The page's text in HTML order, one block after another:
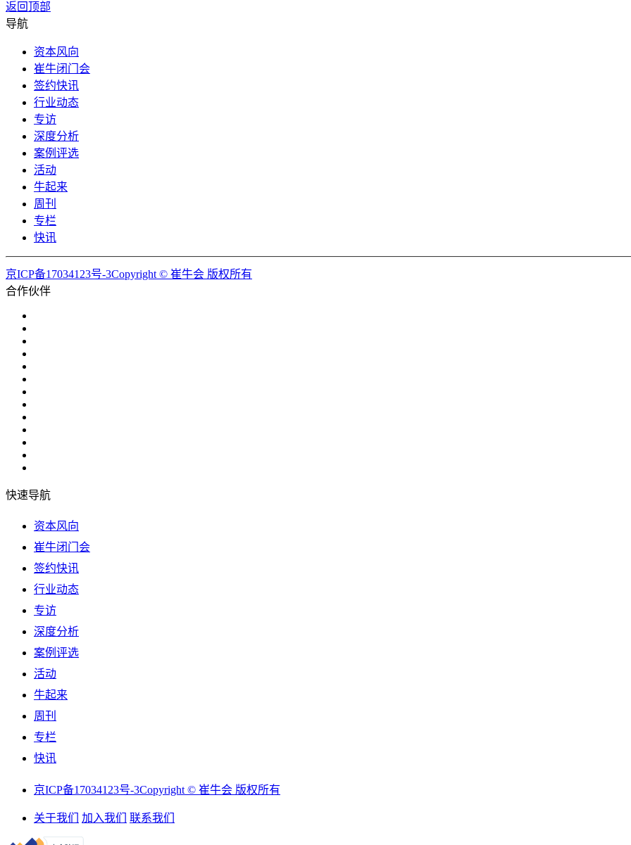
返回顶部
导航
资本风向
崔牛闭门会
签约快讯
行业动态
专访
深度分析
案例评选
活动
牛起来
周刊
专栏
快讯
京ICP备17034123号-3Copyright © 崔牛会 版权所有
合作伙伴
快速导航
资本风向
崔牛闭门会
签约快讯
行业动态
专访
深度分析
案例评选
活动
牛起来
周刊
专栏
快讯
京ICP备17034123号-3Copyright © 崔牛会 版权所有
关于我们 加入我们 联系我们